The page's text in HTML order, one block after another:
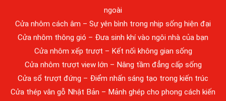
Cửa nhôm cách âm – Sự yên bình trong nhịp sống hiện đại
Cửa nhôm thông gió – Đưa sinh khí vào ngôi nhà của bạn
Cửa nhôm xếp trượt – Kết nối không gian sống
Cửa nhôm trượt view lớn – Nâng tầm đẳng cấp sống
Cửa sổ trượt đứng – Điểm nhấn sáng tạo trong kiến trúc
Cửa thép vân gỗ Nhật Bản – Mảnh ghép cho phong cách kiến
trúc hiện đại
Bán Nhà Long Thành
Bán Nhà Tân Phong
Bán Nhà Tân Biên